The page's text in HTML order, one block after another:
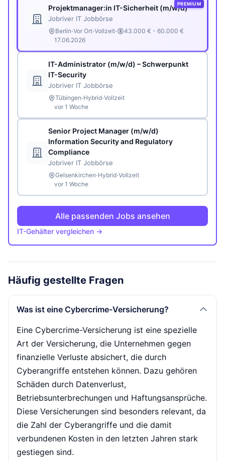
Projektmanager:in IT-Sicherheit (m/w/d)
Jobriver IT Jobbörse
Berlin·Vor Ort·Vollzeit·
43.000 € - 60.000 €
17.06.2026
PREMIUM
IT-Administrator (m/w/d) – Schwerpunkt
IT-Security
Jobriver IT Jobbörse
Tübingen·Hybrid·Vollzeit
vor 1 Woche
Senior Project Manager (m/w/d)
Information Security and Regulatory
Compliance
Jobriver IT Jobbörse
Gelsenkirchen·Hybrid·Vollzeit
vor 1 Woche
Alle passenden Jobs ansehen
IT-Gehälter vergleichen →
Häufig gestellte Fragen
Was ist eine Cybercrime-Versicherung?
Eine Cybercrime-Versicherung ist eine spezielle
Art der Versicherung, die Unternehmen gegen
finanzielle Verluste absichert, die durch
Cyberangriffe entstehen können. Dazu gehören
Schäden durch Datenverlust,
Betriebsunterbrechungen und Haftungsansprüche.
Diese Versicherungen sind besonders relevant, da
die Zahl der Cyberangriffe und die damit
verbundenen Kosten in den letzten Jahren stark
gestiegen sind.